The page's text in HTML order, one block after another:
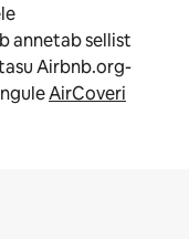
annetab sellist
Airbnb.org-
AirCoveri